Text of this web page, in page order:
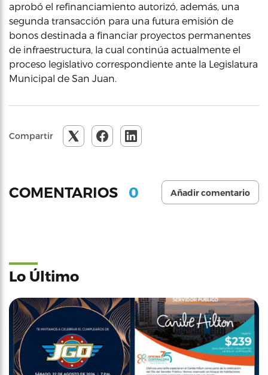
aprobó el refinanciamiento autorizó, además, una
segunda transacción para una futura emisión de
bonos destinada a financiar proyectos permanentes
de infraestructura, la cual continúa actualmente el
proceso legislativo correspondiente ante la Legislatura
Municipal de San Juan.
Compartir
COMENTARIOS 0 Añadir comentario
Lo Último